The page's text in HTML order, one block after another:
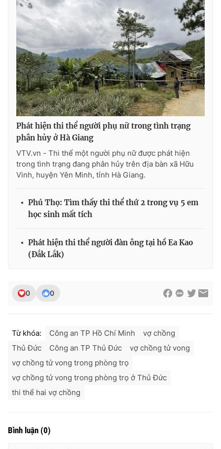
Ðiện thoại Thời báo VTV:
024.66 897 897
Email:toasoan@vtv.vn
Liên hệ quảng cáo:
024-7300.7108
® Cấm sao chép dưới mọi hình thức nếu không có sự chấp
thuận bằng văn bản. Ghi rõ nguồn VTV.vn khi phát hành lại
Phát hiện thi thể người phụ nữ trong tình trạng
phân hủy ở Hà Giang
VTV.vn - Thi thể một người phụ nữ được phát hiện
trong tình trạng đang phân hủy trên địa bàn xã Hữu
Vinh, huyện Yên Minh, tỉnh Hà Giang.
Phú Thọ: Tìm thấy thi thể thứ 2 trong vụ 5 em
học sinh mất tích
Phát hiện thi thể người đàn ông tại hồ Ea Kao
(Đắk Lắk)
0 0
Từ khóa: Công an TP Hồ Chí Minh
vợ chồng
Thủ Đức
Công an TP Thủ Đức
vợ chồng tử vong
vợ chồng tử vong trong phòng trọ
vợ chồng tử vong trong phòng trọ ở Thủ Đức
thi thể hai vợ chồng
Bình luận (0)